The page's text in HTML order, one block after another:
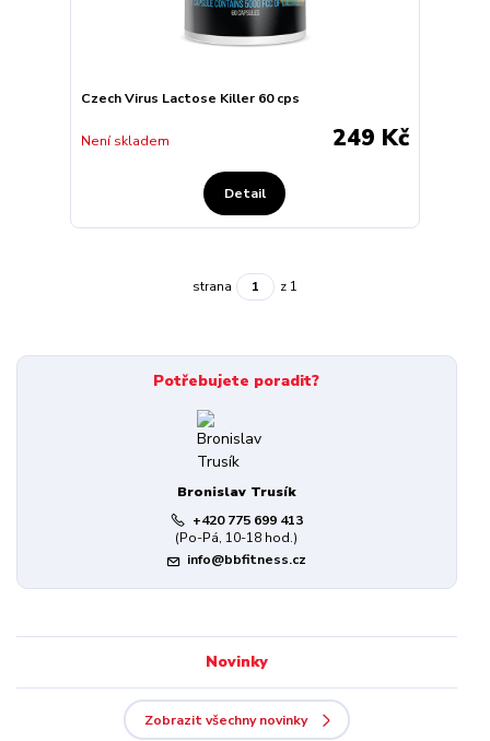
Czech Virus Lactose Killer 60 cps
249 Kč
Není skladem
Detail
strana z 1
Potřebujete poradit?
Bronislav Trusík
+420 775 699 413
(Po-Pá, 10-18 hod.)
info@bbfitness.cz
Novinky
Zobrazit všechny novinky